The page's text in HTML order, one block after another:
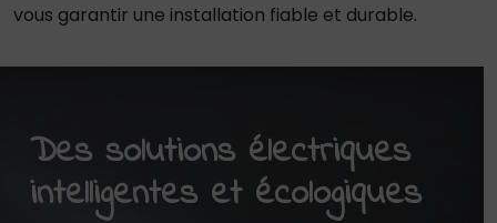
vous garantir une installation fiable et durable.
Des solutions électriques
intelligentes et écologiques